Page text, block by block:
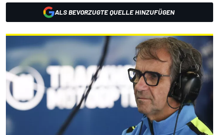
ALS BEVORZUGTE QUELLE HINZUFÜGEN